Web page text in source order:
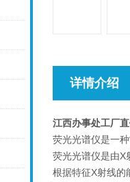
详情介绍
江西办事处工厂
荧光光谱仪是一
荧光光谱仪是由X
根据特征X射线的